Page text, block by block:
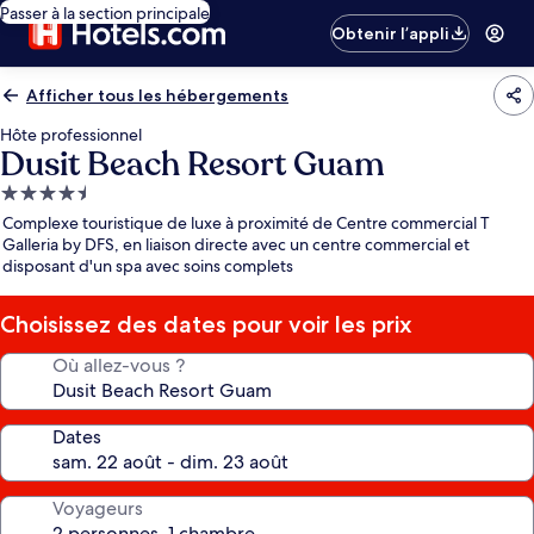
Passer à la section principale
Obtenir l’appli
Afficher tous les hébergements
Hôte professionnel
Dusit Beach Resort Guam
Hébergement
4.5 étoiles
Complexe touristique de luxe à proximité de Centre commercial T
Galleria by DFS, en liaison directe avec un centre commercial et
disposant d'un spa avec soins complets
Choisissez des dates pour voir les prix
Où allez-vous ?
Dates
Voyageurs